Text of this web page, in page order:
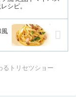
シピ。
風
るトリセツショー